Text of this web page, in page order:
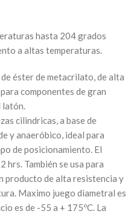
hasta 204 grados
a altas temperaturas.
éster de metacrilato, de alta
componentes de gran
cilindricas, a base de
y anaeróbico, ideal para
de posicionamiento. El
hrs. También se usa para
producto de alta resistencia y
Maximo juego diametral es
es de -55 a + 175ºC. La